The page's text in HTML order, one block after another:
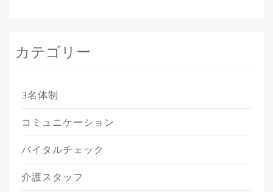
カテゴリー
3名体制
コミュニケーション
バイタルチェック
介護スタッフ